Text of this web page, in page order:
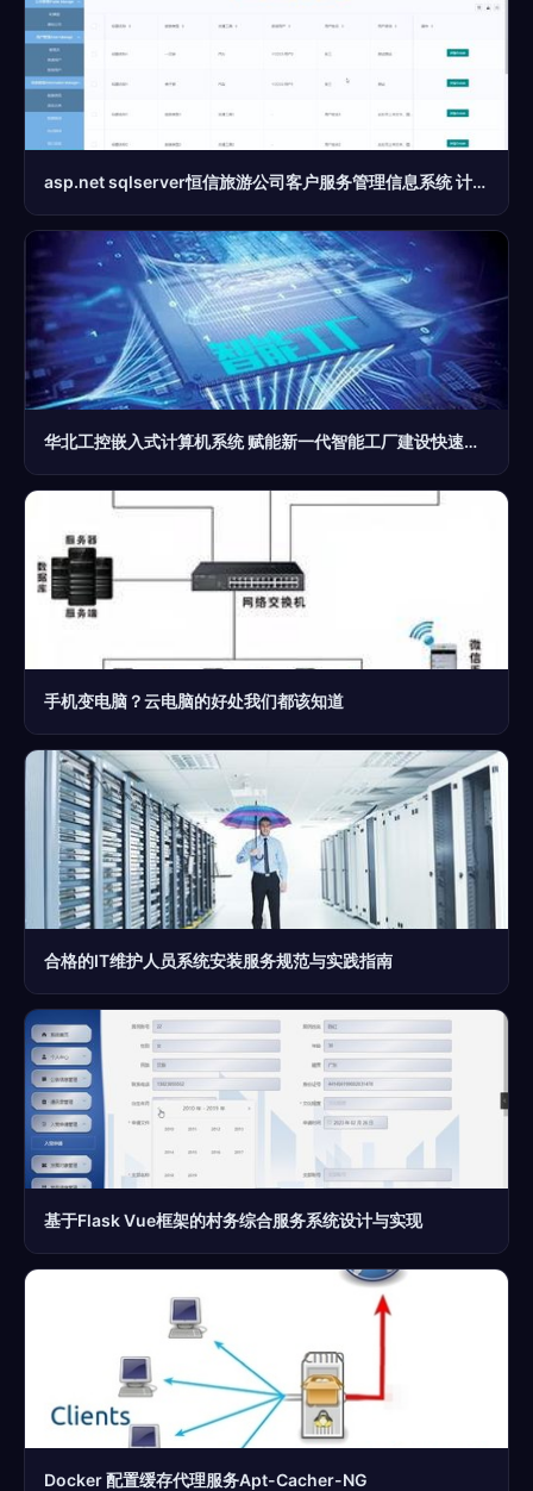
asp.net sqlserver恒信旅游公司客户服务管理信息系统 计算机毕业设计源码13912
华北工控嵌入式计算机系统 赋能新一代智能工厂建设快速发展
手机变电脑？云电脑的好处我们都该知道
合格的IT维护人员系统安装服务规范与实践指南
基于Flask Vue框架的村务综合服务系统设计与实现
Docker 配置缓存代理服务Apt-Cacher-NG